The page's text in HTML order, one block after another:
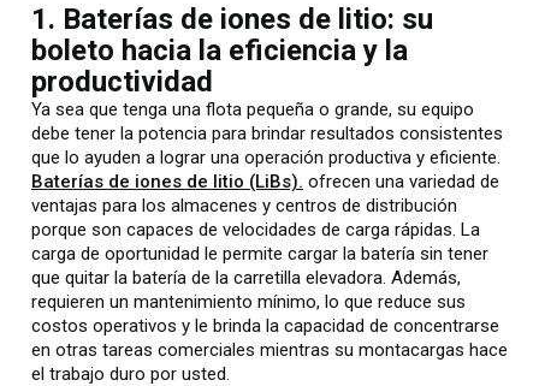
1. Baterías de iones de litio: su
boleto hacia la eficiencia y la
productividad
Ya sea que tenga una flota pequeña o grande, su equipo
debe tener la potencia para brindar resultados consistentes
que lo ayuden a lograr una operación productiva y eficiente.
Baterías de iones de litio (LiBs). ofrecen una variedad de
ventajas para los almacenes y centros de distribución
porque son capaces de velocidades de carga rápidas. La
carga de oportunidad le permite cargar la batería sin tener
que quitar la batería de la carretilla elevadora. Además,
requieren un mantenimiento mínimo, lo que reduce sus
costos operativos y le brinda la capacidad de concentrarse
en otras tareas comerciales mientras su montacargas hace
el trabajo duro por usted.